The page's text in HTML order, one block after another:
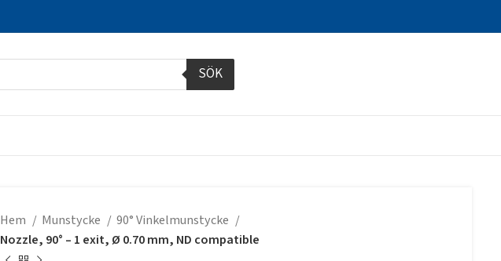
SÖK
Hem Munstycke
90° Vinkelmunstycke
Nozzle, 90° – 1 exit, Ø 0.70 mm, ND compatible